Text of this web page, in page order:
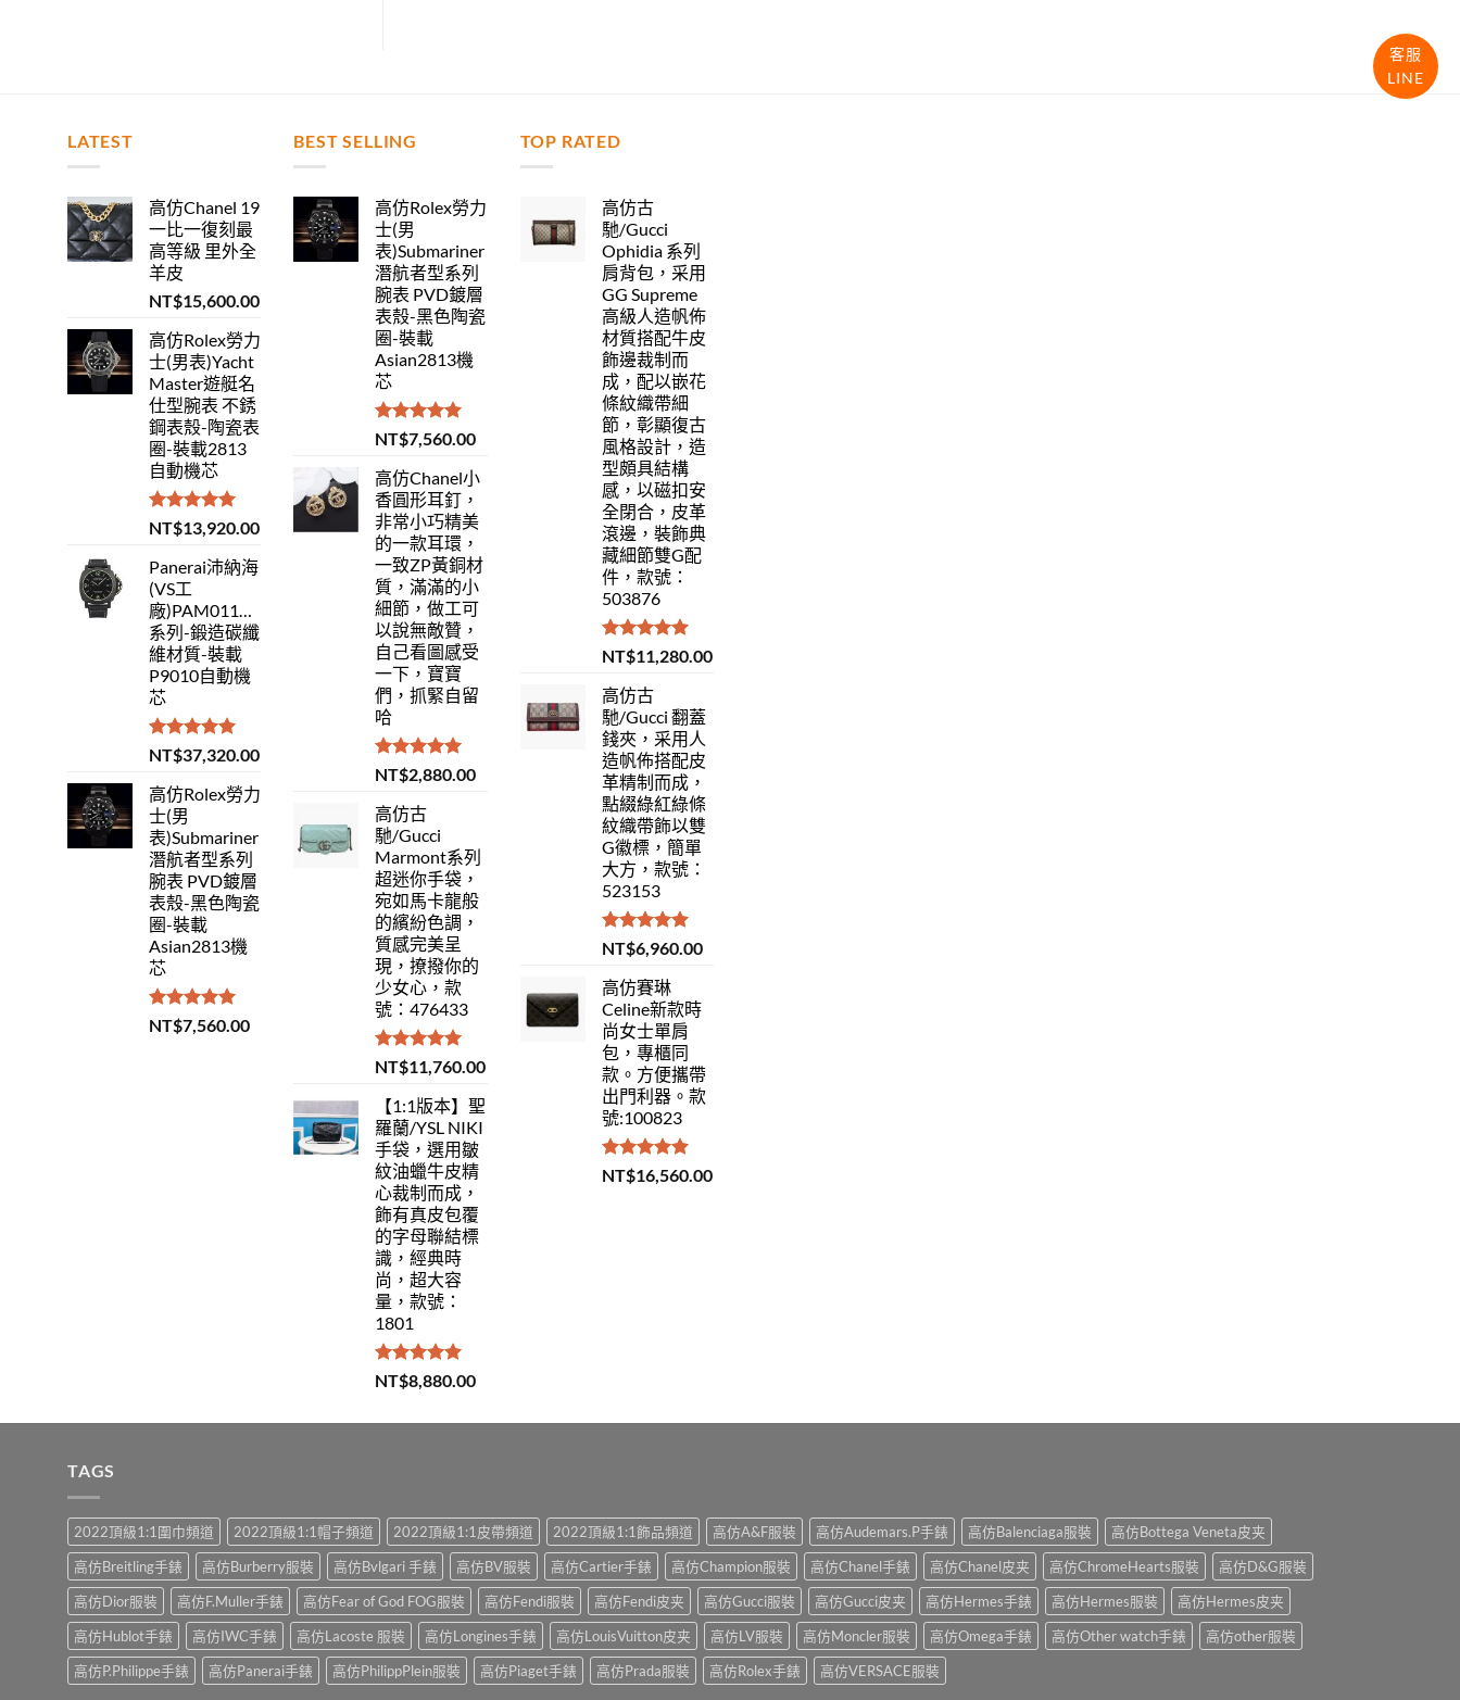
LATEST
高仿Chanel 19
一比一復刻最
高等級 里外全
羊皮
NT$15,600.00
高仿Rolex勞力
士(男表)Yacht
Master遊艇名
仕型腕表 不銹
鋼表殼-陶瓷表
圈-裝載2813
自動機芯
評分5.00
滿分 5
NT$13,920.00
Panerai沛納海
(VS工
廠)PAM01118Luminor
系列-鍛造碳纖
維材質-裝載
P9010自動機
芯
評分5.00
滿分 5
NT$37,320.00
高仿Rolex勞力
士(男
表)Submariner
潛航者型系列
腕表 PVD鍍層
表殼-黑色陶瓷
圈-裝載
Asian2813機
芯
評分 5.00
滿分 5
NT$7,560.00
BEST SELLING
高仿Rolex勞力
士(男
表)Submariner
潛航者型系列
腕表 PVD鍍層
表殼-黑色陶瓷
圈-裝載
Asian2813機
芯
評分 5.00
滿分 5
NT$7,560.00
高仿Chanel小
香圓形耳釘，
非常小巧精美
的一款耳環，
一致ZP黃銅材
質，滿滿的小
細節，做工可
以說無敵贊，
自己看圖感受
一下，寶寶
們，抓緊自留
哈
評分 5.00
滿分 5
NT$2,880.00
高仿古
馳/Gucci
Marmont系列
超迷你手袋，
宛如馬卡龍般
的繽紛色調，
質感完美呈
現，撩撥你的
少女心，款
號：476433
評分5.00
滿分 5
NT$11,760.00
【1:1版本】聖
羅蘭/YSL NIKI
手袋，選用皺
紋油蠟牛皮精
心裁制而成，
飾有真皮包覆
的字母聯結標
識，經典時
尚，超大容
量，款號：
1801
評分 5.00
滿分 5
NT$8,880.00
TOP RATED
高仿古
馳/Gucci
Ophidia 系列
肩背包，采用
GG Supreme
高級人造帆佈
材質搭配牛皮
飾邊裁制而
成，配以嵌花
條紋織帶細
節，彰顯復古
風格設計，造
型頗具結構
感，以磁扣安
全閉合，皮革
滾邊，裝飾典
藏細節雙G配
件，款號：
503876
評分5.00
滿分 5
NT$11,280.00
高仿古
馳/Gucci 翻蓋
錢夾，采用人
造帆佈搭配皮
革精制而成，
點綴綠紅綠條
紋織帶飾以雙
G徽標，簡單
大方，款號：
523153
評分5.00
滿分 5
NT$6,960.00
高仿賽琳
Celine新款時
尚女士單肩
包，專櫃同
款。方便攜帶
出門利器。款
號:100823
評分5.00
滿分 5
NT$16,560.00
TAGS
2022頂級1:1圍巾頻道 2022頂級1:1帽子頻道 2022頂級1:1皮帶頻道 2022頂級1:1飾品頻道 高仿A&F服裝 高仿Audemars.P手錶 高仿Balenciaga服裝
高仿Bottega Veneta皮夹
高仿Breitling手錶
高仿Burberry服裝 高仿Bvlgari 手錶 高仿BV服裝 高仿Cartier手錶 高仿Champion服裝 高仿Chanel手錶 高仿Chanel皮夹 高仿ChromeHearts服裝
高仿D&G服裝
高仿Dior服裝
高仿F.Muller手錶 高仿Fear of God FOG服裝 高仿Fendi服裝 高仿Fendi皮夹 高仿Gucci服裝 高仿Gucci皮夹 高仿Hermes手錶 高仿Hermes服裝
高仿Hermes皮夹
高仿Hublot手錶
高仿IWC手錶 高仿Lacoste 服裝 高仿Longines手錶 高仿LouisVuitton皮夹 高仿LV服裝 高仿Moncler服裝 高仿Omega手錶 高仿Other watch手錶
高仿other服裝
高仿P.Philippe手錶
高仿Panerai手錶 高仿PhilippPlein服裝 高仿Piaget手錶 高仿Prada服裝 高仿Rolex手錶 高仿VERSACE服裝
客服
LINE